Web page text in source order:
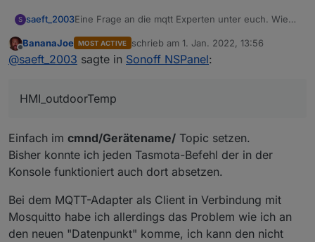
S saeft_2003Eine Frage an die mqtt Experten unter euch. Wie
aus setzten lassen?
11:40:37.295 NSP: Sent =
Offline
BananaJoe MOST ACTIVE schrieb am 1. Jan. 2022, 13:56
zuletzt editiert von
@saeft_2003 sagte in Sonoff NSPanel:
HMI_outdoorTemp
Einfach im cmnd/Gerätename/ Topic setzen.
Bisher konnte ich jeden Tasmota-Befehl der in der
Konsole funktioniert auch dort absetzen.
Bei dem MQTT-Adapter als Client in Verbindung mit
Mosquitto habe ich allerdings das Problem wie ich an
den neuen "Datenpunkt" komme, ich kann den nicht